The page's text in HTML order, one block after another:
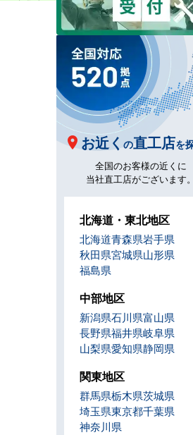
間市
いた
宮区
須市
市 、
ま市北
久喜市
谷市
さい
山市、
白岡町
秩父
市
、
蓮田市
、
市緑区
南区
町、
、
お近く の直工店を
全国のお客様の近くに
当社直工店がございます。
北海道・東北地区
北海道青森県岩手県
秋田県宮城県山形県
福島県
中部地区
新潟県石川県富山県
長野県福井県岐阜県
山梨県愛知県静岡県
関東地区
群馬県栃木県茨城県
埼玉県東京都千葉県
神奈川県